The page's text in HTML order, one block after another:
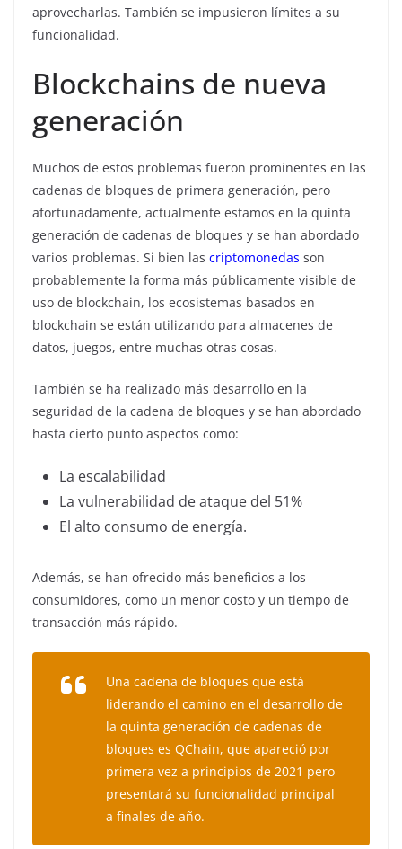
aprovecharlas. También se impusieron límites a su
funcionalidad.
Blockchains de nueva
generación
Muchos de estos problemas fueron prominentes en las
cadenas de bloques de primera generación, pero
afortunadamente, actualmente estamos en la quinta
generación de cadenas de bloques y se han abordado
varios problemas. Si bien las criptomonedas son
probablemente la forma más públicamente visible de
uso de blockchain, los ecosistemas basados ​​en
blockchain se están utilizando para almacenes de
datos, juegos, entre muchas otras cosas.
También se ha realizado más desarrollo en la
seguridad de la cadena de bloques y se han abordado
hasta cierto punto aspectos como:
La escalabilidad
La vulnerabilidad de ataque del 51%
El alto consumo de energía.
Además, se han ofrecido más beneficios a los
consumidores, como un menor costo y un tiempo de
transacción más rápido.
Una cadena de bloques que está
liderando el camino en el desarrollo de
la quinta generación de cadenas de
bloques es QChain, que apareció por
primera vez a principios de 2021 pero
presentará su funcionalidad principal
a finales de año.